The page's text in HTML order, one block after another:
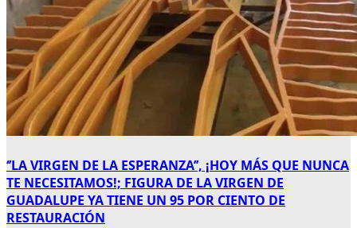
‘’LA VIRGEN DE LA ESPERANZA’’, ¡HOY MÁS QUE NUNCA
TE NECESITAMOS!; FIGURA DE LA VIRGEN DE
GUADALUPE YA TIENE UN 95 POR CIENTO DE
RESTAURACIÓN